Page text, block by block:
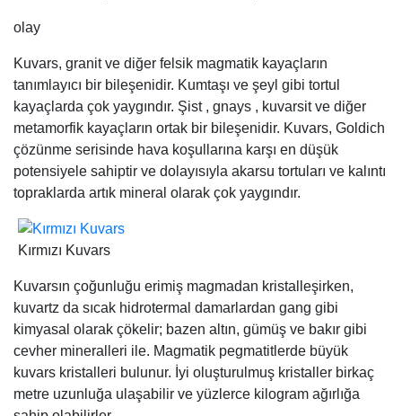
olay
Kuvars, granit ve diğer felsik magmatik kayaçların
tanımlayıcı bir bileşenidir. Kumtaşı ve şeyl gibi tortul
kayaçlarda çok yaygındır. Şist , gnays , kuvarsit ve diğer
metamorfik kayaçların ortak bir bileşenidir. Kuvars, Goldich
çözünme serisinde hava koşullarına karşı en düşük
potensiyele sahiptir ve dolayısıyla akarsu tortuları ve kalıntı
topraklarda artık mineral olarak çok yaygındır.
Kırmızı Kuvars
Kuvarsın çoğunluğu erimiş magmadan kristalleşirken,
kuvartz da sıcak hidrotermal damarlardan gang gibi
kimyasal olarak çökelir; bazen altın, gümüş ve bakır gibi
cevher mineralleri ile. Magmatik pegmatitlerde büyük
kuvars kristalleri bulunur. İyi oluşturulmuş kristaller birkaç
metre uzunluğa ulaşabilir ve yüzlerce kilogram ağırlığa